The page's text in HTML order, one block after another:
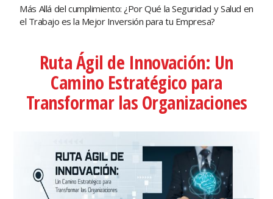
Más Allá del cumplimiento: ¿Por Qué la Seguridad y Salud en
el Trabajo es la Mejor Inversión para tu Empresa?
Ruta Ágil de Innovación: Un
Camino Estratégico para
Transformar las Organizaciones